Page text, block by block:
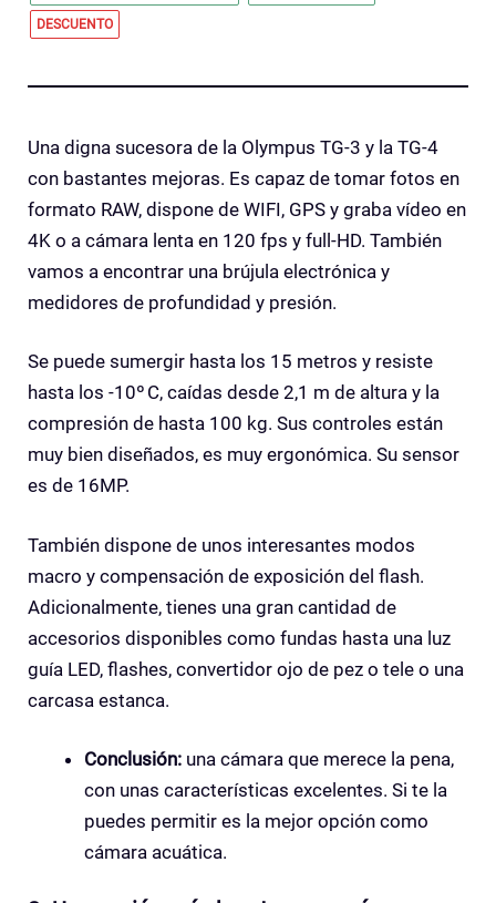
DESCUENTO
Una digna sucesora de la Olympus TG-3 y la TG-4
con bastantes mejoras. Es capaz de tomar fotos en
formato RAW, dispone de WIFI, GPS y graba vídeo en
4K o a cámara lenta en 120 fps y full-HD. También
vamos a encontrar una brújula electrónica y
medidores de profundidad y presión.
Se puede sumergir hasta los 15 metros y resiste
hasta los -10º C, caídas desde 2,1 m de altura y la
compresión de hasta 100 kg. Sus controles están
muy bien diseñados, es muy ergonómica. Su sensor
es de 16MP.
También dispone de unos interesantes modos
macro y compensación de exposición del flash.
Adicionalmente, tienes una gran cantidad de
accesorios disponibles como fundas hasta una luz
guía LED, flashes, convertidor ojo de pez o tele o una
carcasa estanca.
Conclusión: una cámara que merece la pena,
con unas características excelentes. Si te la
puedes permitir es la mejor opción como
cámara acuática.